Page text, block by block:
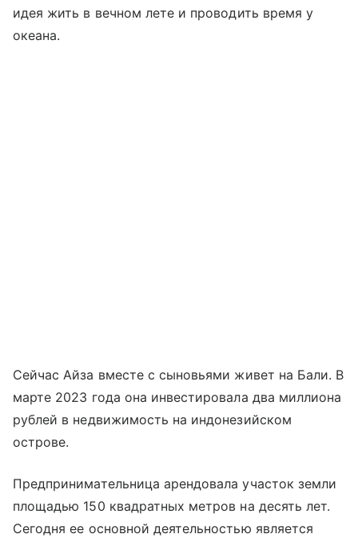
идея жить в вечном лете и проводить время у
океана.
Сейчас Айза вместе с сыновьями живет на Бали. В
марте 2023 года она инвестировала два миллиона
рублей в недвижимость на индонезийском
острове.
Предпринимательница арендовала участок земли
площадью 150 квадратных метров на десять лет.
Сегодня ее основной деятельностью является